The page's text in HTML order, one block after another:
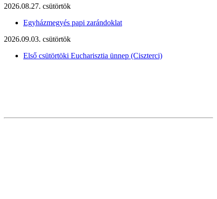
2026.08.27. csütörtök
Egyházmegyés papi zarándoklat
2026.09.03. csütörtök
Első csütörtöki Eucharisztia ünnep (Ciszterci)